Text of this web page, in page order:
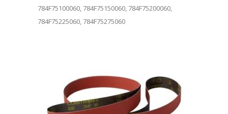
784F75100060, 784F75150060, 784F75200060,
784F75225060, 784F75275060